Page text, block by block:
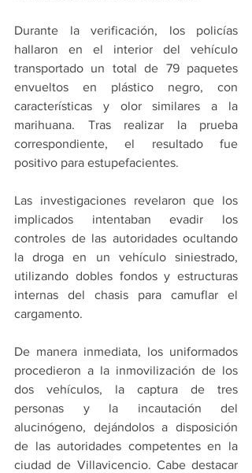
Durante la verificación, los policías
hallaron en el interior del vehículo
transportado un total de 79 paquetes
envueltos en plástico negro, con
características y olor similares a la
marihuana. Tras realizar la prueba
correspondiente, el resultado fue
positivo para estupefacientes.
Las investigaciones revelaron que los
implicados intentaban evadir los
controles de las autoridades ocultando
la droga en un vehículo siniestrado,
utilizando dobles fondos y estructuras
internas del chasis para camuflar el
cargamento.
De manera inmediata, los uniformados
procedieron a la inmovilización de los
dos vehículos, la captura de tres
personas y la incautación del
alucinógeno, dejándolos a disposición
de las autoridades competentes en la
ciudad de Villavicencio. Cabe destacar